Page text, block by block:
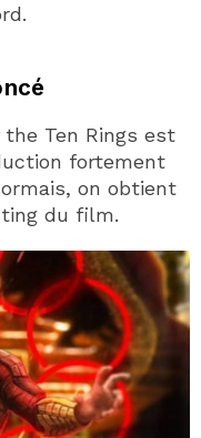
Ten Rings est
fortement
on obtient
du film.